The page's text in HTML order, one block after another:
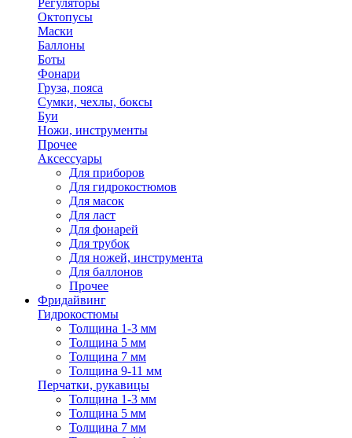
Регуляторы
Октопусы
Маски
Баллоны
Боты
Фонари
Груза, пояса
Сумки, чехлы, боксы
Буи
Ножи, инструменты
Прочее
Аксессуары
Для приборов
Для гидрокостюмов
Для масок
Для ласт
Для фонарей
Для трубок
Для ножей, инструмента
Для баллонов
Прочее
Фридайвинг
Гидрокостюмы
Толщина 1-3 мм
Толщина 5 мм
Толщина 7 мм
Толщина 9-11 мм
Перчатки, рукавицы
Толщина 1-3 мм
Толщина 5 мм
Толщина 7 мм